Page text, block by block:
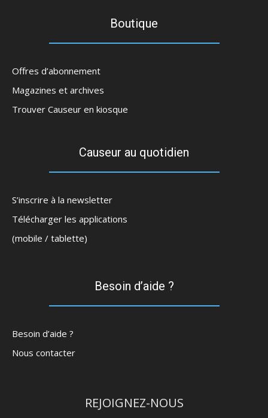
Boutique
Offres d’abonnement
Magazines et archives
Trouver Causeur en kiosque
Causeur au quotidien
S’inscrire à la newsletter
Télécharger les applications
(mobile / tablette)
Besoin d’aide ?
Besoin d’aide ?
Nous contacter
REJOIGNEZ-NOUS